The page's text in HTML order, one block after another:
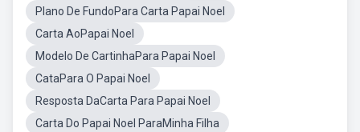
Plano De FundoPara Carta Papai Noel
Carta AoPapai Noel
Modelo De CartinhaPara Papai Noel
CataPara O Papai Noel
Resposta DaCarta Para Papai Noel
Carta Do Papai Noel ParaMinha Filha